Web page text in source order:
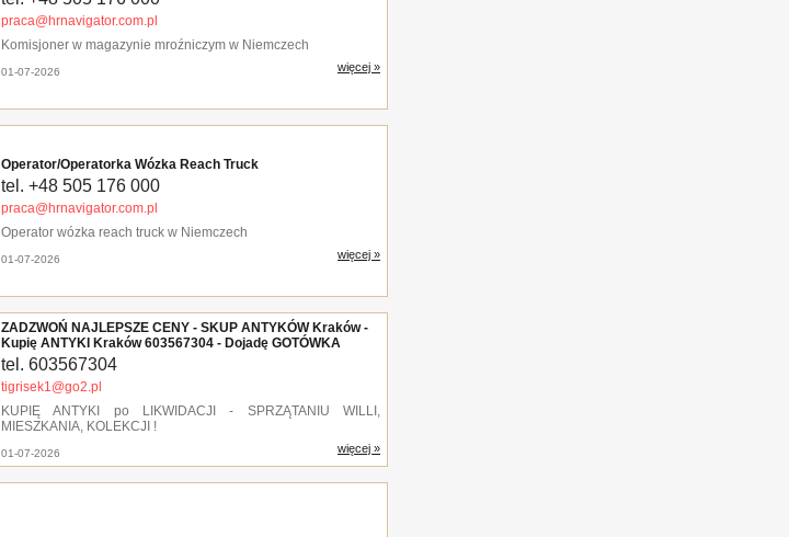
praca@hrnavigator.com.pl
Komisjoner w magazynie mroźniczym w Niemczech
01-07-2026 więcej »
Operator/Operatorka Wózka Reach Truck
tel. +48 505 176 000
praca@hrnavigator.com.pl
Operator wózka reach truck w Niemczech
01-07-2026 więcej »
ZADZWOŃ NAJLEPSZE CENY - SKUP ANTYKÓW Kraków -
Kupię ANTYKI Kraków 603567304 - Dojadę GOTÓWKA
tel. 603567304
tigrisek1@go2.pl
KUPIĘ ANTYKI po LIKWIDACJI - SPRZĄTANIU WILLI,
MIESZKANIA, KOLEKCJI !
01-07-2026 więcej »